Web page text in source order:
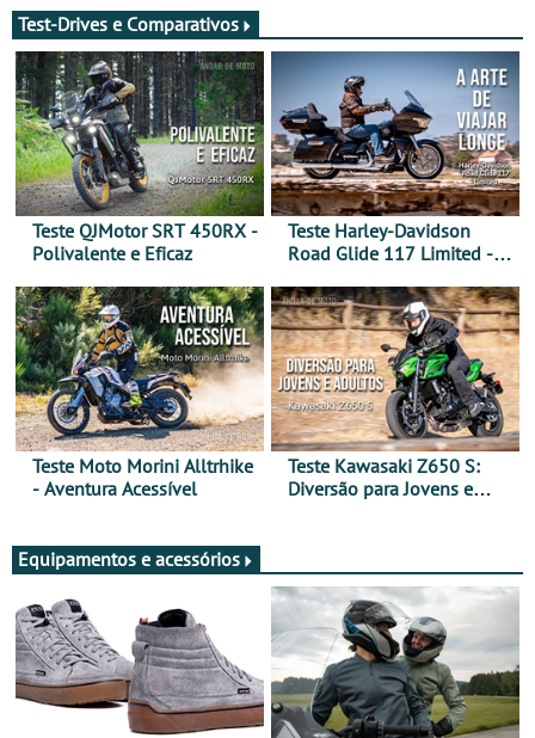
Test-Drives e Comparativos
Teste QJMotor SRT 450RX -
Polivalente e Eficaz
Teste Harley-Davidson
Road Glide 117 Limited - A
Teste Moto Morini Alltrhike
- Aventura Acessível
Teste Kawasaki Z650 S:
Diversão para Jovens e
Equipamentos e acessórios